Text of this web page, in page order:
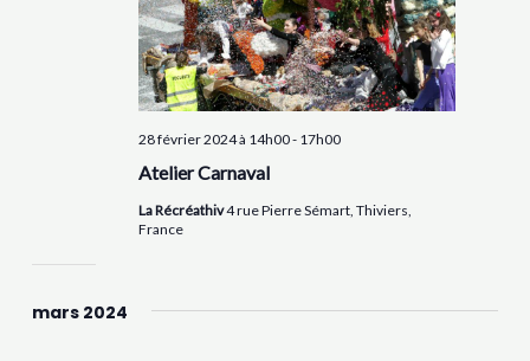
Atelier Carnaval
28 février 2024 à 14h00- 17h00
La Récréathiv4 rue Pierre Sémart, Thiviers,
France
mars 2024